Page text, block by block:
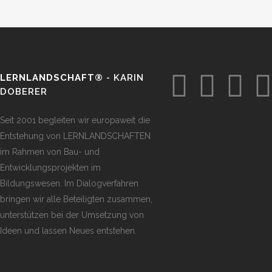
LERNLANDSCHAFT® - KARIN
DOBERER
Seit 2001 begleiten wir europaweit die
Entstehung von LERNLANDSCHAFTEN
im Rahmen von Bau- und
Entwicklungsprojekten im
Bildungswesen. Im Dialogverfahren
bringen wir alle Beteiligten zusammen,
unterstützen bei der Umsetzung von
Ideen und lassen Neues entstehen.